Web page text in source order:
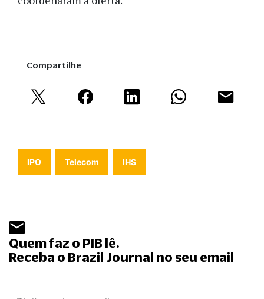
Compartilhe
IPO Telecom IHS
Quem faz o PIB lê.
Receba o Brazil Journal no seu email